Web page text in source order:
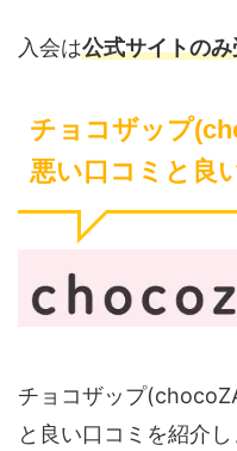
入会は公式サイトの
チョコザップ
悪い口コミと良
チョコザップ
と良い口コミを紹介し